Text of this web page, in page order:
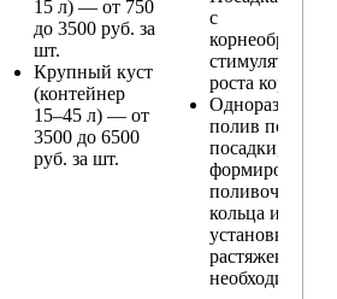
15 л) — от 750
до 3500 руб. за
шт.
Крупный куст
(контейнер
15–45 л) — от
3500 до 6500
руб. за шт.
с
стимулятором
роста корней
Одноразовый
полив после
посадки,
формирование
поливочного
кольца и
установка
растяжек (при